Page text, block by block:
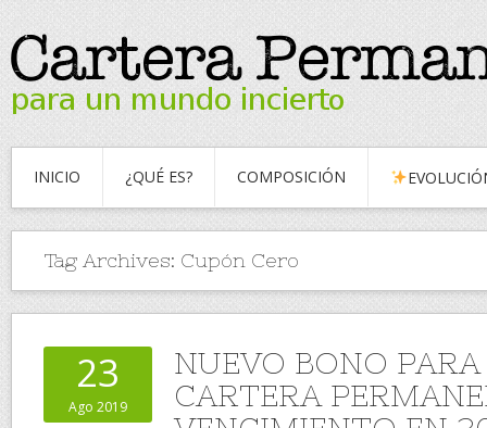
INICIO ¿QUÉ ES? COMPOSICIÓN
Tag Archives: Cupón Cero
23
Ago 2019
NUEVO BONO
CARTERA